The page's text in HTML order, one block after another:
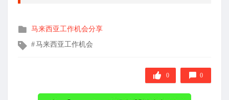
发
在
马来西亚工作机会分享
文马来西亚工作机会
0 0